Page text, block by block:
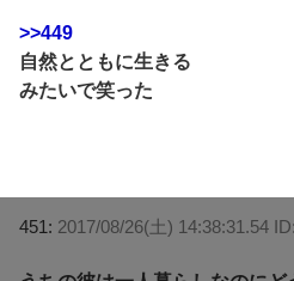
>>449
自然とともに生きる
みたいで笑った
451: 2017/08/26(土) 14:38:31.54